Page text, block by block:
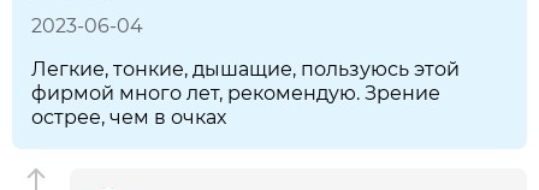
2023-06-04
Легкие, тонкие, дышащие, пользуюсь этой
фирмой много лет, рекомендую. Зрение
острее, чем в очках